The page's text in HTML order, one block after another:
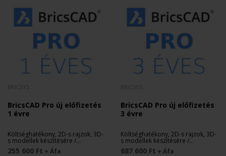
BricsCAD Pro új előfizetés
1 évre
Költséghatékony, 2D-s rajzok, 3D-
s modellek készítésére /
szerkesztésére.
255 600 Ft + Áfa
BricsCAD Pro új előfizetés
3 évre
Költséghatékony, 2D-s rajzok, 3D-
s modellek készítésére /
szerkesztésére.
687 600 Ft + Áfa